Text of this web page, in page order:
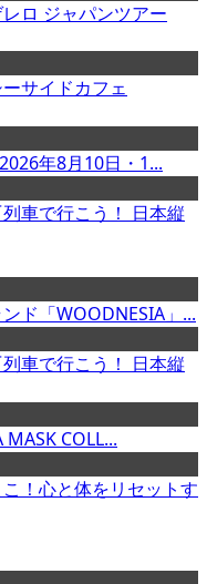
ロ ジャパンツアー
サイドカフェ
年8月10日・1...
車で行こう！ 日本縦
ド「WOODNESIA」...
車で行こう！ 日本縦
COLL...
！心と体をリセットす